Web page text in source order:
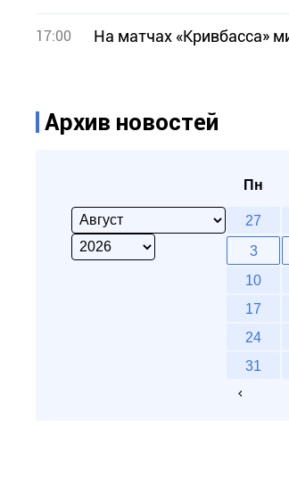
17:00 На матчах «Кривбасса»
Архив новостей
Пн
27
3
10
17
24
31